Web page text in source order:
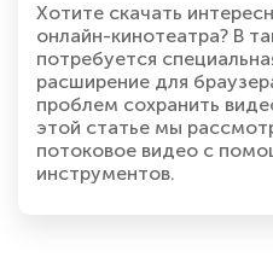
Хотите скачать
онлайн-кинотеатра? В
потребуется
расширение для
проблем сохранить
этой статье мы
потоковое видео с
инструментов.